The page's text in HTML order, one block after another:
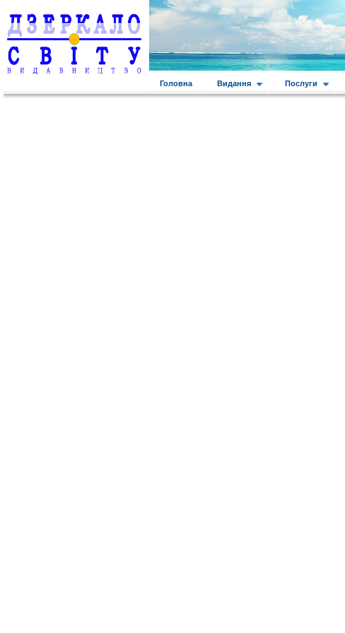
Головна Видання Послуги